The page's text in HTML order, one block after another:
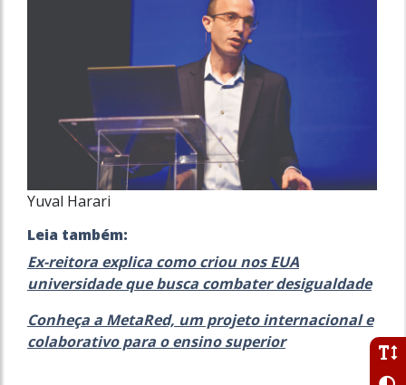
Yuval Harari
Leia também:
Ex-reitora explica como criou nos EUA
universidade que busca combater desigualdade
Conheça a MetaRed, um projeto internacional e
colaborativo para o ensino superior